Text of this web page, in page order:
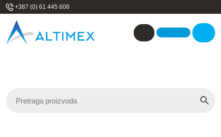
Skip to content
+387 (0) 61 445 606
Account